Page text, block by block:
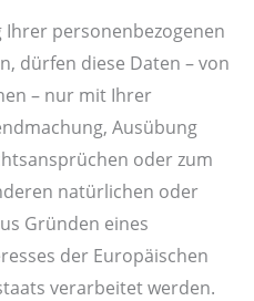
personenbezogenen
dürfen diese Daten – von
– nur mit Ihrer
Ausübung
oder zum
natürlichen oder
Gründen eines
der Europäischen
verarbeitet werden.